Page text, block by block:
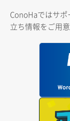
ConoHaではサ
立ち情報をご用